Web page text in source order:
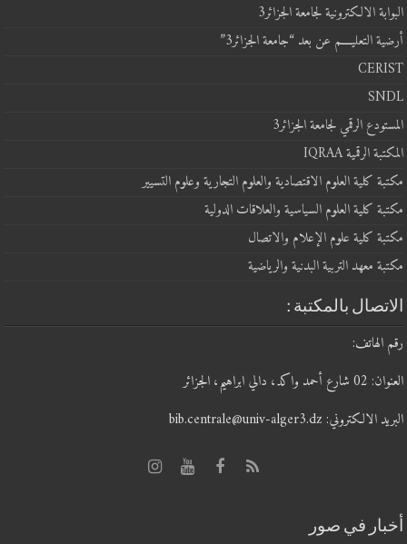
البوابة الالكترونية لجامعة الجزائر3
أرضية التعليــــم عن بعد “جامعة الجزائر3”
CERIST
SNDL
المستودع الرقمي لجامعة الجزائر3
المكتبة الرقمية IQRAA
مكتبة كلية العلوم الاقتصادية والعلوم التجارية وعلوم التسيير
مكتبة كلية العلوم السياسية والعلاقات الدولية
مكتبة كلية علوم الإعلام والاتصال
مكتبة معهد التربية البدنية والرياضية
الاتصال بالمكتبة :
رقم الهاتف:
العنوان: 02 شارع أحمد واكد، دالي ابراهيم، الجزائر
البريد الالكتروني: bib.centrale@univ-alger3.dz
أخبار في صور